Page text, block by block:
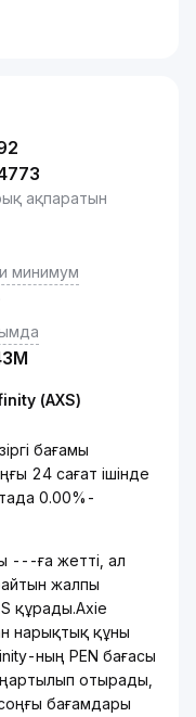
ақпаратын
минимум
(AXS)
бағамы
24 сағат ішінде
0.00%-
---ға жетті, ал
жалпы
құрады.Axie
нарықтық құны
ның PEN бағасы
отырады,
бағамдары